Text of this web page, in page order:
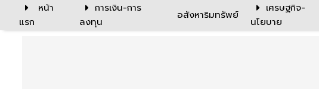
หน้า
แรก
การเงิน-การ
ลงทุน
อสังหาริมทรัพย์
เศรษฐกิจ-
นโยบาย